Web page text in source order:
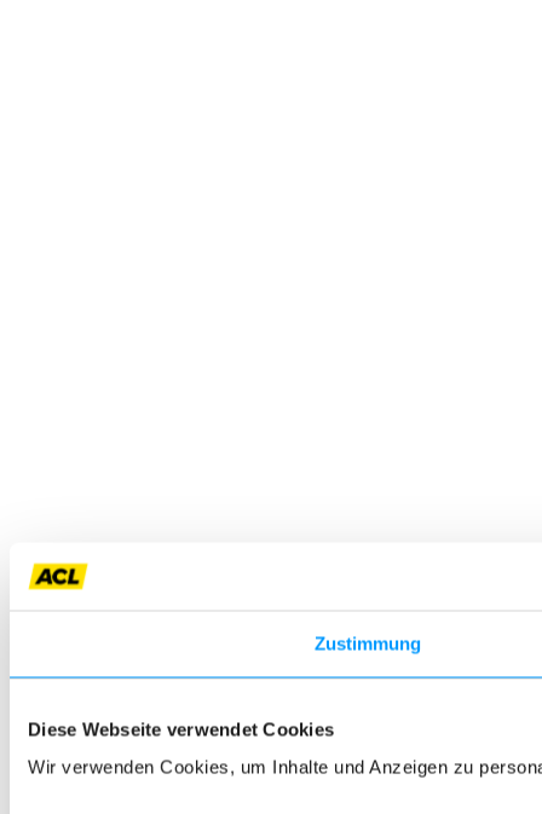
Zustimmung
Diese Webseite verwendet Cookies
Wir verwenden Cookies, um Inhalte und Anzeigen zu